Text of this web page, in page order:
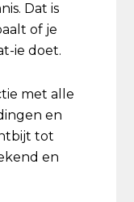
Dat is
of je
ie doet.
met alle
en
tot
en